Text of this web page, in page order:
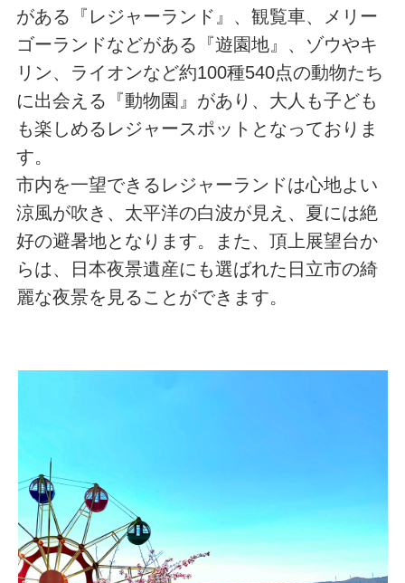
がある『レジャーランド』、観覧車、メリー
ゴーランドなどがある『遊園地』、ゾウやキ
リン、ライオンなど約100種540点の動物たち
に出会える『動物園』があり、大人も子ども
も楽しめるレジャースポットとなっておりま
す。
市内を一望できるレジャーランドは心地よい
涼風が吹き、太平洋の白波が見え、夏には絶
好の避暑地となります。また、頂上展望台か
らは、日本夜景遺産にも選ばれた日立市の綺
麗な夜景を見ることができます。